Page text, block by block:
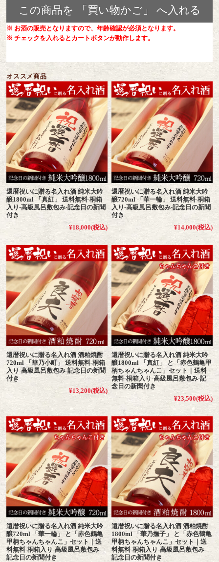
※ お酒の販売となりますので、年齢確認が必須となります。
※ チェックを入れるとカートボタンが動作します。
オススメ商品
還暦祝いに贈る名入れ酒 純米大吟
醸1800ml 「真紅」 送料無料-桐箱
入り-高級風呂敷包み-記念日の新聞
付き
¥18,000(税込)
還暦祝いに贈る名入れ酒 純米大吟
醸720ml 「華一輪」 送料無料-桐箱
入り-高級風呂敷包み-記念日の新聞
付き
¥14,000(税込)
還暦祝いに贈る名入れ酒 酒粕焼酎
720ml 「華乃小町」 送料無料-桐箱
入り-高級風呂敷包み-記念日の新聞
付き
¥13,200(税込)
還暦祝いに贈る名入れ酒 純米大吟
醸1800ml 「真紅」 と「赤色鶴亀甲
柄ちゃんちゃんこ」セット｜送料
無料-桐箱入り-高級風呂敷包み-記
念日の新聞付き
¥23,500(税込)
還暦祝いに贈る名入れ酒 純米大吟
醸720ml 「華一輪」 と「赤色鶴亀
甲柄ちゃんちゃんこ」セット｜送
料無料-桐箱入り-高級風呂敷包み-
記念日の新聞付き
還暦祝いに贈る名入れ酒 酒粕焼酎
1800ml 「華乃撫子」 と「赤色鶴亀
甲柄ちゃんちゃんこ」セット｜送
料無料-桐箱入り-高級風呂敷包み-
記念日の新聞付き